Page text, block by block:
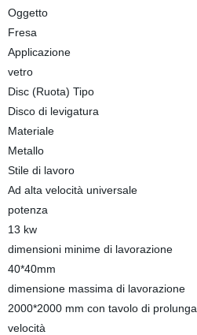
Oggetto
Fresa
Applicazione
vetro
Disc (Ruota) Tipo
Disco di levigatura
Materiale
Metallo
Stile di lavoro
Ad alta velocità universale
potenza
13 kw
dimensioni minime di lavorazione
40*40mm
dimensione massima di lavorazione
2000*2000 mm con tavolo di prolunga
velocità